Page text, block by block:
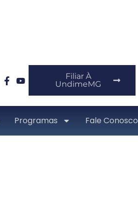
Filiar À
UndimeMG
Programas Fale Conosco